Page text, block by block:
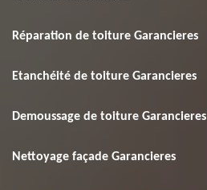
Réparation de toiture Garancieres
Etanchéité de toiture Garancieres
Demoussage de toiture Garancieres
Nettoyage façade Garancieres